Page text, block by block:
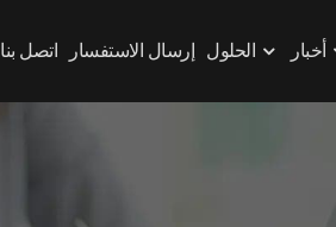
أخبار الحلول إرسال الاستفسار اتصل بنا